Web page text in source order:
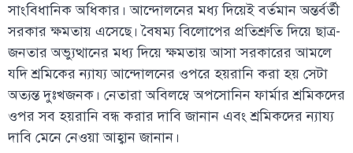
সাংবিধানিক অধিকার। আন্দোলনের মধ্য দিয়েই বর্তমান অন্তর্বর্তী
সরকার ক্ষমতায় এসেছে। বৈষম্য বিলোপের প্রতিশ্রুতি দিয়ে ছাত্র-
জনতার অভ্যুত্থানের মধ্য দিয়ে ক্ষমতায় আসা সরকারের আমলে
যদি শ্রমিকের ন্যায্য আন্দোলনের ওপরে হয়রানি করা হয় সেটা
অত্যন্ত দুঃখজনক। নেতারা অবিলম্বে অপসোনিন ফার্মার শ্রমিকদের
ওপর সব হয়রানি বন্ধ করার দাবি জানান এবং শ্রমিকদের ন্যায্য
দাবি মেনে নেওয়া আহ্বান জানান।